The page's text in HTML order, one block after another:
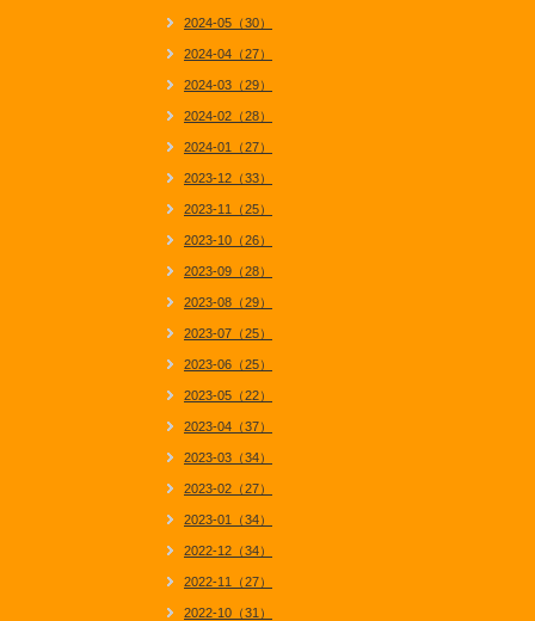
2024-05（30）
2024-04（27）
2024-03（29）
2024-02（28）
2024-01（27）
2023-12（33）
2023-11（25）
2023-10（26）
2023-09（28）
2023-08（29）
2023-07（25）
2023-06（25）
2023-05（22）
2023-04（37）
2023-03（34）
2023-02（27）
2023-01（34）
2022-12（34）
2022-11（27）
2022-10（31）